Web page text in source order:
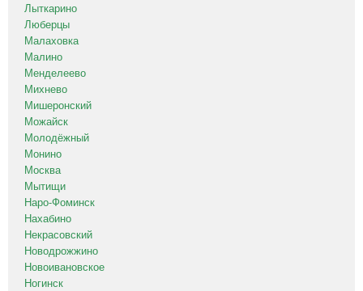
Лыткарино
Люберцы
Малаховка
Малино
Менделеево
Михнево
Мишеронский
Можайск
Молодёжный
Монино
Москва
Мытищи
Наро-Фоминск
Нахабино
Некрасовский
Новодрожжино
Новоивановское
Ногинск